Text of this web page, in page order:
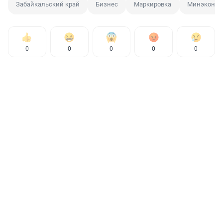
Забайкальский край Бизнес Маркировка
0 0 0 0 0